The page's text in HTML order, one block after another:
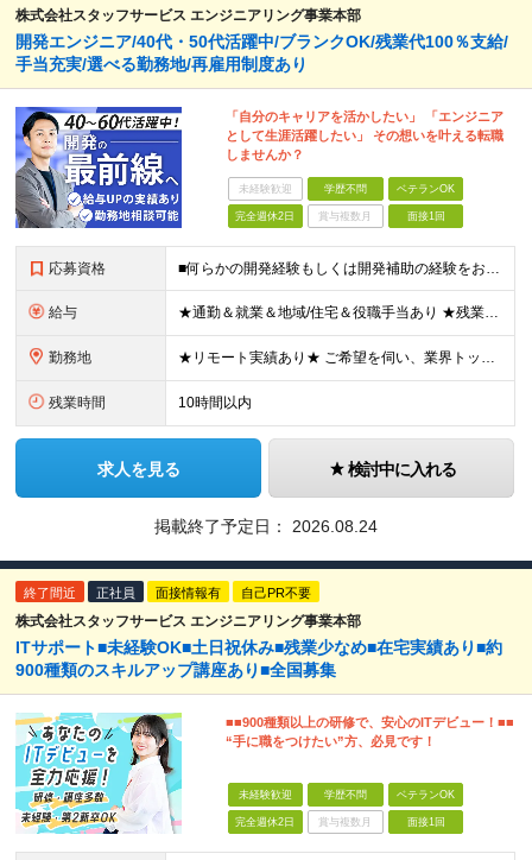
株式会社スタッフサービス エンジニアリング事業本部
開発エンジニア/40代・50代活躍中/ブランクOK/残業代100％支給/
手当充実/選べる勤務地/再雇用制度あり
「自分のキャリアを活かしたい」 「エンジニア
として生涯活躍したい」 その想いを叶える転職
しませんか？
未経験歓迎 学歴不問 ベテランOK
完全週休2日 賞与複数月 面接1回
応募資格 ■何らかの開発経験もしくは開発補助の経験をお持ちの方 ■学歴不問 ★ブランクのある方、地方在住の方も大歓迎です！
給与 ★通勤＆就業＆地域/住宅＆役職手当あり ★残業代は全額支給 ★選べる給与制度あり！ ★東京・神奈川・千葉・埼玉勤務の場合 月給23.5万円～55万円＋諸手当 （残業代は全額支給） (20,000円の
勤務地 ★リモート実績あり★ ご希望を伺い、業界トップクラス約7,000件の取引事業所数、90,000件以上のプロジェクトから検討をいたします。 全国の取引先での就業となります（沖縄を除く） ※勤務地
残業時間 10時間以内
求人を見る 検討中に入れる
掲載終了予定日： 2026.08.24
終了間近 正社員 面接情報有 自己PR不要
株式会社スタッフサービス エンジニアリング事業本部
ITサポート■未経験OK■土日祝休み■残業少なめ■在宅実績あり■約
900種類のスキルアップ講座あり■全国募集
■■900種類以上の研修で、安心のITデビュー！■■
“手に職をつけたい”方、必見です！
未経験歓迎 学歴不問 ベテランOK
完全週休2日 賞与複数月 面接1回